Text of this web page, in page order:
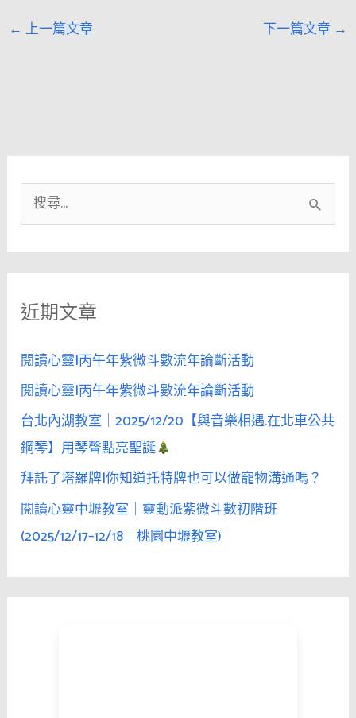
← 上一篇文章 下一篇文章 →
尋
關
字
近期文章
閱讀心靈|丙午年紫微斗數流年論斷活動
閱讀心靈|丙午年紫微斗數流年論斷活動
台北內湖教室｜2025/12/20【與音樂相遇.在北車公共
鋼琴】用琴聲點亮聖誕
拜託了塔羅牌|你知道托特牌也可以做寵物溝通嗎？
閱讀心靈中壢教室｜靈動派紫微斗數初階班
(2025/12/17–12/18｜桃園中壢教室)